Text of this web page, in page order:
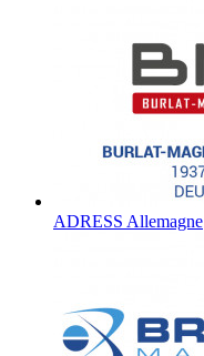
ADRESS Allemagne